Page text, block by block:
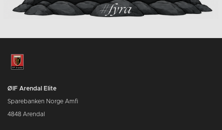
ØIF Arendal Elite
Sparebanken Norge Amfi
4848 Arendal